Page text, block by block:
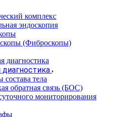
комплекс
эндоскопия
(Фиброcкопы)
состава тела
обратная связь (БОС)
мониторирования